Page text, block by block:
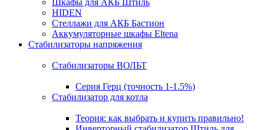
Шкафы для АКБ Штиль
HIDEN
Стеллажи для АКБ Бастион
Аккумуляторные шкафы Eltena
Стабилизаторы напряжения
Стабилизаторы ВОЛЬТ
Серия Герц (точность 1-1.5%)
Стабилизатор для котла
Теория: как выбрать и купить правильно!